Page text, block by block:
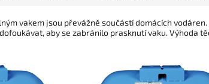
vakem jsou převážně součástí domácích
aby se zabránilo prasknutí vaku. Výhoda